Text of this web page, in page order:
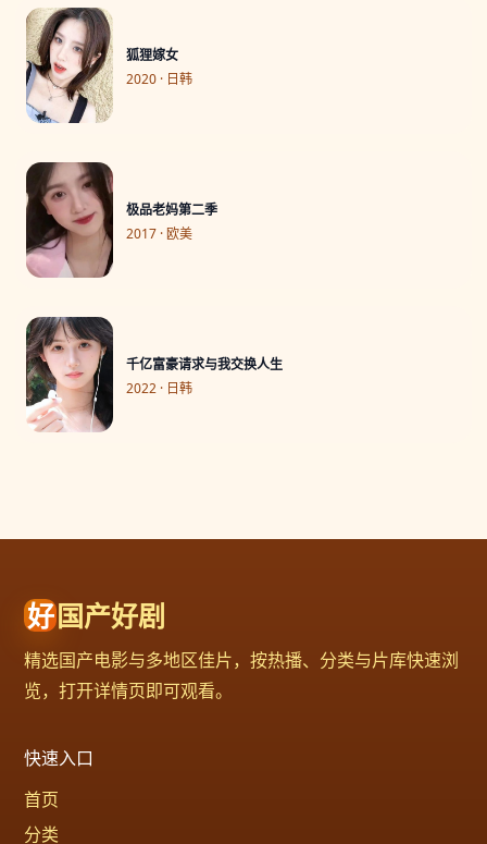
狐狸嫁女
2020 · 日韩
极品老妈第二季
2017 · 欧美
千亿富豪请求与我交换人生
2022 · 日韩
好国产好剧
精选国产电影与多地区佳片，按热播、分类与片库快速浏
览，打开详情页即可观看。
快速入口
首页
分类